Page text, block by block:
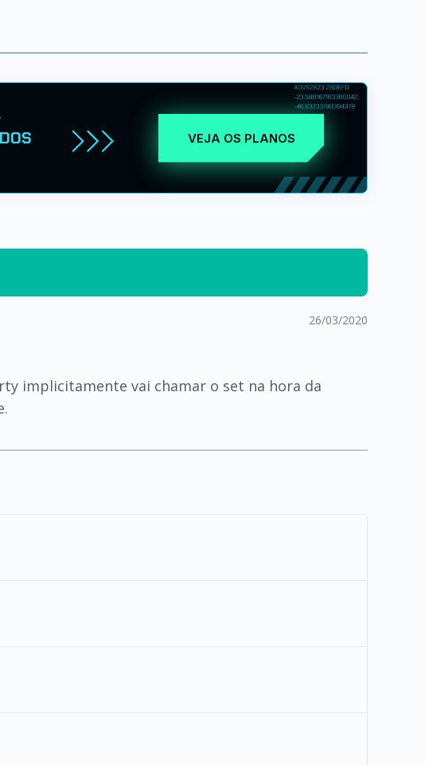
VEJA OS PLANOS
26/03/2020
implicitamente vai chamar o set na hora da